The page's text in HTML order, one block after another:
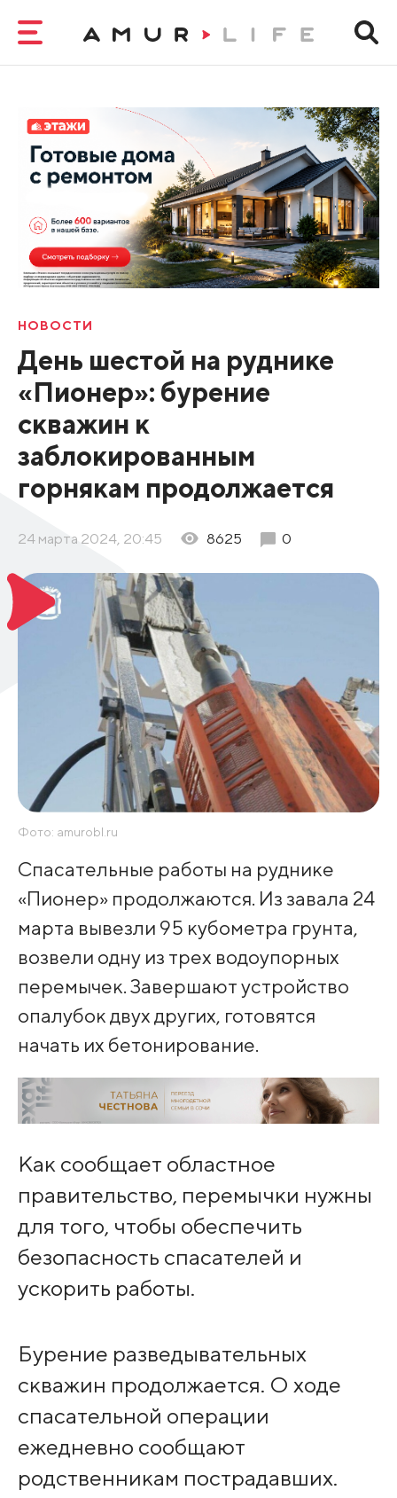
НОВОСТИ
День шестой на руднике
«Пионер»: бурение
скважин к
заблокированным
горнякам продолжается
24 марта 2024, 20:45 8625 0
Фото: amurobl.ru
Спасательные работы на руднике
«Пионер» продолжаются. Из завала 24
марта вывезли 95 кубометра грунта,
возвели одну из трех водоупорных
перемычек. Завершают устройство
опалубок двух других, готовятся
начать их бетонирование.
Как сообщает областное
правительство, перемычки нужны
для того, чтобы обеспечить
безопасность спасателей и
ускорить работы.
Бурение разведывательных
скважин продолжается. О ходе
спасательной операции
ежедневно сообщают
родственникам пострадавших.